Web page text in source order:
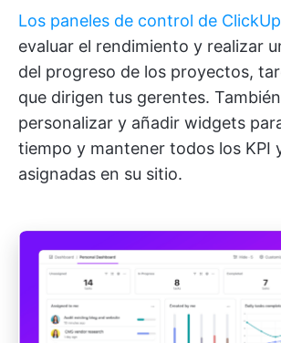
Los paneles de control de ClickUp
evaluar el rendimiento y realizar
del progreso de los proyectos,
que dirigen tus gerentes.
personalizar y añadir widgets
tiempo y mantener todos los KPI
asignadas en su sitio.